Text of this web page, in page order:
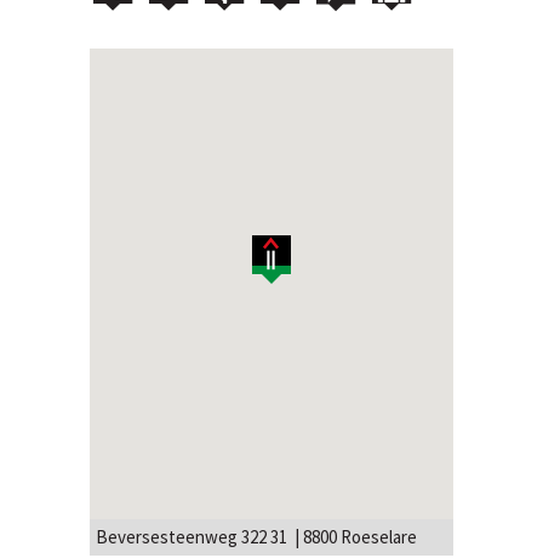
Beversesteenweg 322 31 | 8800 Roeselare